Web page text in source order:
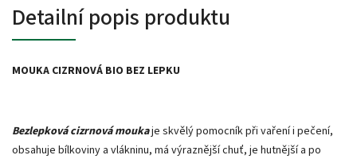
Detailní popis produktu
MOUKA CIZRNOVÁ BIO BEZ LEPKU
Bezlepková cizrnová moukaje skvělý pomocník při vaření i pečení,
obsahuje bílkoviny a vlákninu, má výraznější chuť, je hutnější a po